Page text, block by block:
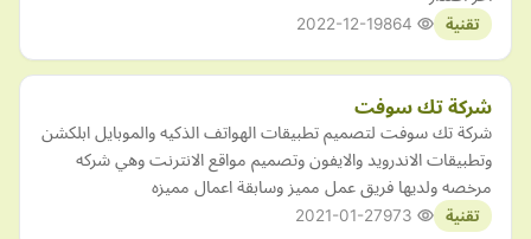
تقنية 2022-12-19
شركة تك سوفت
شركة تك سوفت لتصميم تطبيقات الهواتف الذكيه والموبايل ابلكشن
وتطبيقات الاندرويد والايفون وتصميم مواقع الانترنت وهي شركه
مرخصه ولديها فريق عمل مميز وسابقة اعمال مميزه
تقنية 2021-01-27